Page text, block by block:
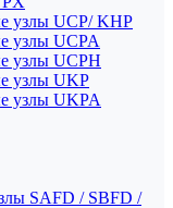
узлы UCP/ KHP
узлы UCPA
узлы UCPH
узлы UKP
узлы UKPA
SAFD / SBFD /